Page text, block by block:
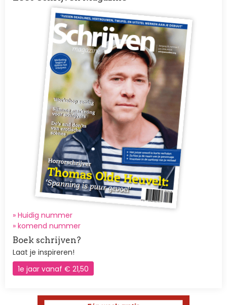
Afbeelding
» Huidig nummer
» komend nummer
Boek schrijven?
Laat je inspireren!
1e jaar vanaf € 21,50